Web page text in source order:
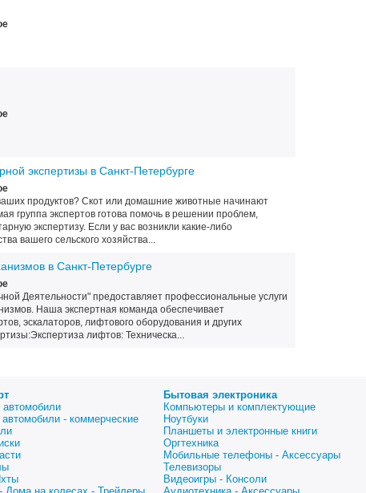
экспертизы в Санкт-Петербурге
продуктов? Скот или домашние животные начинают
группа экспертов готова помочь в решении проблем,
экспертизу. Если у вас возникли какие-либо
вашего сельского хозяйства...
в Санкт-Петербурге
Деятельности" предоставляет профессиональные услуги
Наша экспертная команда обеспечивает
эскалаторов, лифтового оборудования и других
лифтов: Техническа...
автомобили
автомобили - коммерческие
Бытовая электроника
Компьютеры и комплектующие
Ноутбуки
Планшеты и электронные книги
Оргтехника
Мобильные телефоны - Аксессуары
Телевизоры
Видеоигры - Консоли